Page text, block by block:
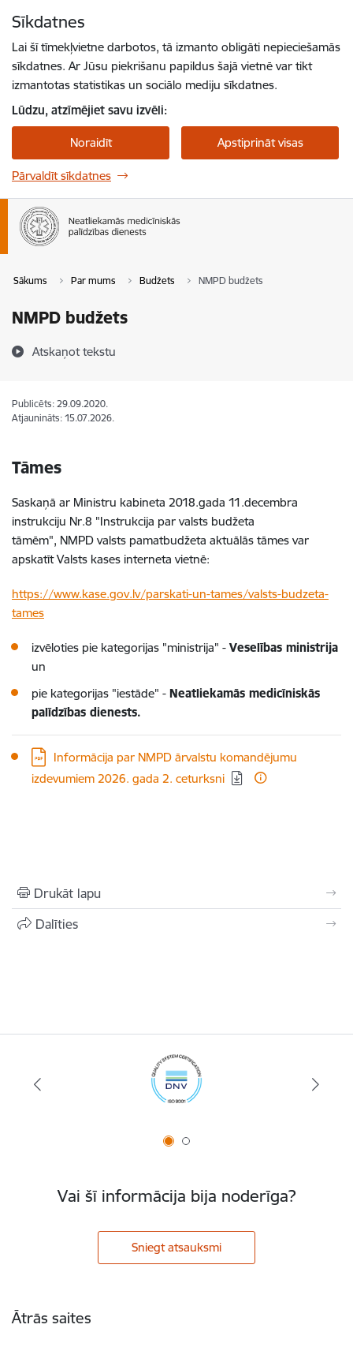
Sīkdatnes
Lai šī tīmekļvietne darbotos, tā izmanto obligāti nepieciešamās
sīkdatnes. Ar Jūsu piekrišanu papildus šajā vietnē var tikt
izmantotas statistikas un sociālo mediju sīkdatnes.
Lūdzu, atzīmējiet savu izvēli:
Noraidīt Apstiprināt visas
Pārvaldīt sīkdatnes
Sākums Par mums Budžets NMPD budžets
NMPD budžets
Atskaņot tekstu
Publicēts: 29.09.2020.
Atjaunināts: 15.07.2026.
Tāmes
Saskaņā ar Ministru kabineta 2018.gada 11.decembra
instrukciju Nr.8 "Instrukcija par valsts budžeta
tāmēm", NMPD valsts pamatbudžeta aktuālās tāmes var
apskatīt Valsts kases interneta vietnē:
https://www.kase.gov.lv/parskati-un-tames/valsts-budzeta-
tames
izvēloties pie kategorijas "ministrija" - Veselības ministrija
un
pie kategorijas "iestāde" - Neatliekamās medicīniskās
palīdzības dienests.
Lejupielādēt:
Informācija par NMPD ārvalstu komandējumu
izdevumiem 2026. gada 2. ceturksni
Drukāt lapu
Dalīties
Vai šī informācija bija noderīga?
Sniegt atsauksmi
Ātrās saites